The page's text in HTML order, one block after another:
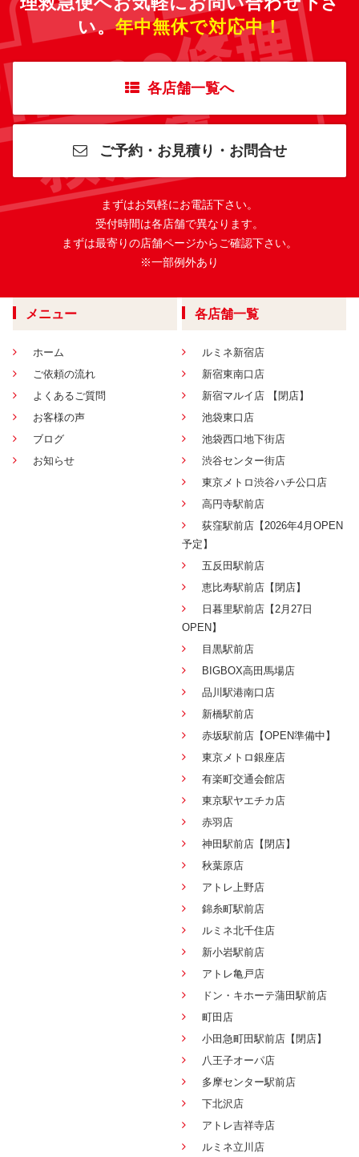
い。年中無休で対応中！
各店舗一覧へ
ご予約・お見積り・お問合せ
まずはお気軽にお電話下さい。
受付時間は各店舗で異なります。
まずは最寄りの店舗ページからご確認下さい。
※一部例外あり
メニュー
ホーム
ご依頼の流れ
よくあるご質問
お客様の声
ブログ
お知らせ
各店舗一覧
ルミネ新宿店
新宿東南口店
新宿マルイ店 【閉店】
池袋東口店
池袋西口地下街店
渋谷センター街店
東京メトロ渋谷ハチ公口店
高円寺駅前店
荻窪駅前店【2026年4月OPEN
予定】
五反田駅前店
恵比寿駅前店【閉店】
日暮里駅前店【2月27日
OPEN】
目黒駅前店
BIGBOX高田馬場店
品川駅港南口店
新橋駅前店
赤坂駅前店【OPEN準備中】
東京メトロ銀座店
有楽町交通会館店
東京駅ヤエチカ店
赤羽店
神田駅前店【閉店】
秋葉原店
アトレ上野店
錦糸町駅前店
ルミネ北千住店
新小岩駅前店
アトレ亀戸店
ドン・キホーテ蒲田駅前店
町田店
小田急町田駅前店【閉店】
八王子オーパ店
多摩センター駅前店
下北沢店
アトレ吉祥寺店
ルミネ立川店